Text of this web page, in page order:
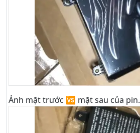
Ảnh mặt trước 🆚 mặt sau của pin.